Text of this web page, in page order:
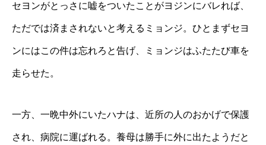
セヨンがとっさに嘘をついたことがヨジンにバレれば、
ただでは済まされないと考えるミョンジ。ひとまずセヨ
ンにはこの件は忘れろと告げ、ミョンジはふたたび車を
走らせた。
一方、一晩中外にいたハナは、近所の人のおかげで保護
され、病院に運ばれる。養母は勝手に外に出たようだと